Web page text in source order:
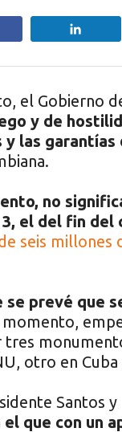
el Gobierno
y de
las garantías
no
el del fin
seis millones
se prevé que
otro en
Santos
el que con un